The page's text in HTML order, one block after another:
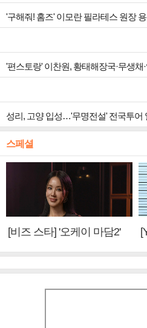
성리, 고양 입성…'무명전설' 전국투어
스페셜
[비즈 스타] '오케이 마담2'